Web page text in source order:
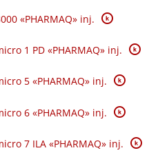
«PHARMAQ» inj. K
1 PD «PHARMAQ» inj. K
5 «PHARMAQ» inj. K
6 «PHARMAQ» inj. K
7 ILA «PHARMAQ» inj. K